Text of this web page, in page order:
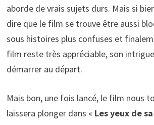
aborde de vrais sujets durs. Mais si
dire que le film se trouve être aussi
sous histoires plus confuses et
film reste très appréciable, son
démarrer au départ.
Mais bon, une fois lancé, le film nous
laissera plonger dans « Les yeux de